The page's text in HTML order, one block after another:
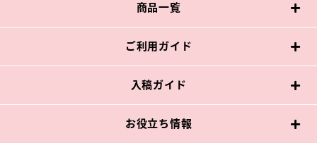
商品一覧
ご利用ガイド
入稿ガイド
お役立ち情報